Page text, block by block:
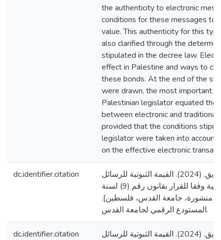
the authenticity to electronic
conditions for these messages to
value. This authenticity for this
also clarified through the
stipulated in the decree law.
effect in Palestine and ways to
these bonds. ‏At the end of the study, many results
were drawn, the most important
Palestinian legislator equated the
between electronic and
provided that the conditions
legislator were taken into account
on the effective electronic
dc.identifier.citation
رزيقات، عدي فايق. (2024). القيمة الثبوتية للرسائل
والسندات الإلكترونية وفقا للقرار بقانون رقم (9) لسنة
منشورة، جامعة القدس، فلسطين].
المستودع الرقمي لجامعة القدس.
dc.identifier.citation
رزيقات، عدي فايق. (2024). القيمة الثبوتية للرسائل